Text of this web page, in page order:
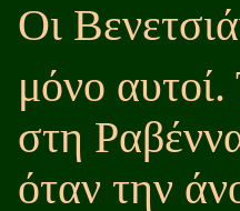
Οι
μόνο
στη
όταν την